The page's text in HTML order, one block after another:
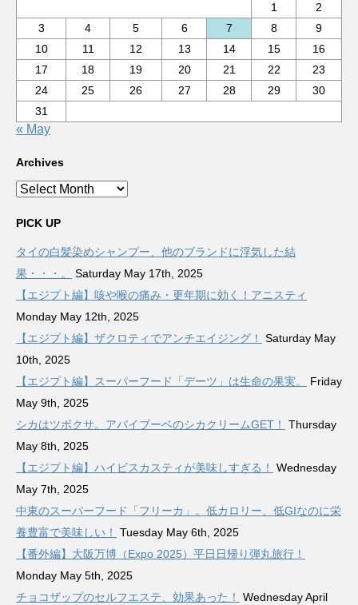
1
2
3
4 5 6 7 8
9
10
11 12 13 14 15
16
17
18 19 20 21 22
23
24
25 26 27 28 29
30
31
« May
Archives
Archives
PICK UP
タイの白髪染めシャンプー、他のブランドに浮気した結
果・・・。
Saturday May 17th, 2025
【エジプト編】咳や喉の痛み・更年期に効く！アニスティ
Monday May 12th, 2025
【エジプト編】ザクロティでアンチエイジング！
Saturday May
10th, 2025
【エジプト編】スーパーフード「デーツ」は生命の果実。
Friday
May 9th, 2025
シカはツボクサ。アバイブーベのシカクリームGET！
Thursday
May 8th, 2025
【エジプト編】ハイビスカスティが美味しすぎる！
Wednesday
May 7th, 2025
中東のスーパーフード「フリーカ」。低カロリー、低GIなのに栄
養豊富で美味しい！
Tuesday May 6th, 2025
【番外編】大阪万博（Expo 2025）平日日帰り弾丸旅行！
Monday May 5th, 2025
チョコザップのセルフエステ、効果あった！
Wednesday April